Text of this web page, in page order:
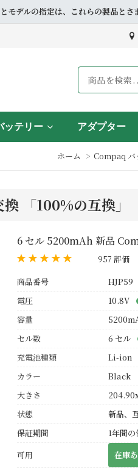
ルの指定は、これらの製品とさ
ッテリー アダプター
ホーム Compaq バ
「100%の互換」
6 セル 5200mAh 新品
957 評価
商品番号
HJP59
電圧
10.8V
容量
セル数
6 セル
充電池種類
Li-ion
カラー
Black
大きさ
状態
新品、
保証期間
1年間
可用
在庫